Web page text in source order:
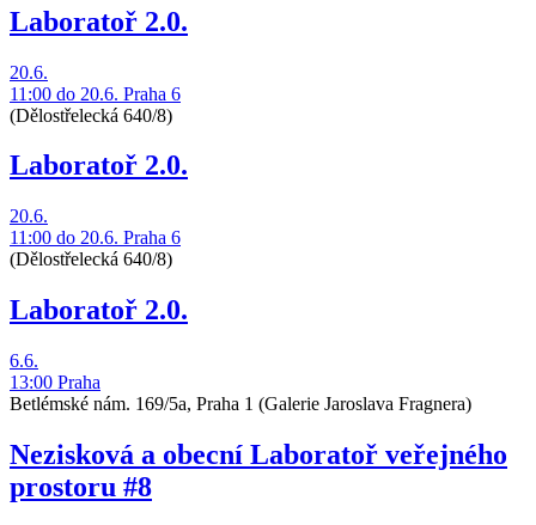
Laboratoř 2.0.
20.6.
11:00 do 20.6. Praha 6
(Dělostřelecká 640/8)
Laboratoř 2.0.
20.6.
11:00 do 20.6. Praha 6
(Dělostřelecká 640/8)
Laboratoř 2.0.
6.6.
13:00 Praha
Betlémské nám. 169/5a, Praha 1 (Galerie Jaroslava Fragnera)
Nezisková a obecní Laboratoř veřejného
prostoru #8